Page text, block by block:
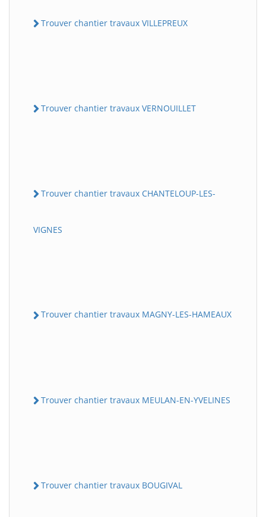
Trouver chantier travaux VILLEPREUX
Trouver chantier travaux VERNOUILLET
Trouver chantier travaux CHANTELOUP-LES-
VIGNES
Trouver chantier travaux MAGNY-LES-HAMEAUX
Trouver chantier travaux MEULAN-EN-YVELINES
Trouver chantier travaux BOUGIVAL